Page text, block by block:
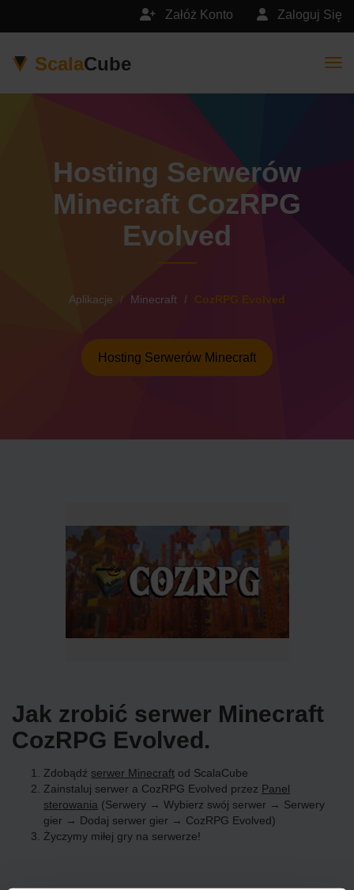
Zaloguj Się
Załóż Konto
ScalaCube
Hosting Serwerów
Minecraft CozRPG
Evolved
Aplikacje Minecraft CozRPG Evolved
Hosting Serwerów Minecraft
Jak zrobić serwer Minecraft
CozRPG Evolved.
Zdobądź serwer Minecraft od ScalaCube
Zainstaluj serwer a CozRPG Evolved przez Panel
sterowania (Serwery → Wybierz swój serwer → Serwery
gier → Dodaj serwer gier → CozRPG Evolved)
Życzymy miłej gry na serwerze!